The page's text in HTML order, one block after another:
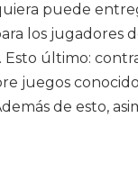
puede
los jugadores
Esto último:
juegos
de esto,